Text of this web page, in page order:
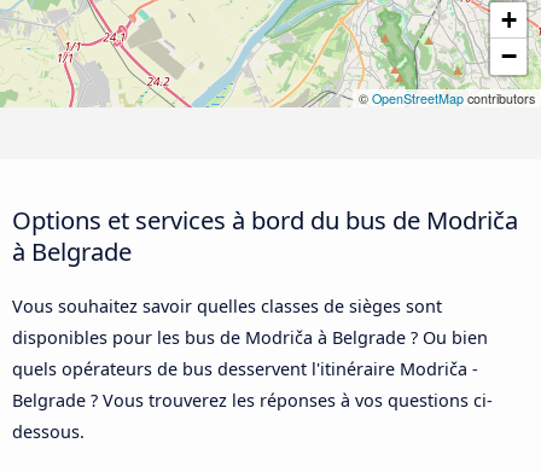
+
−
© OpenStreetMap contributors
Options et services à bord du bus de Modriča
à Belgrade
Vous souhaitez savoir quelles classes de sièges sont
disponibles pour les bus de Modriča à Belgrade ? Ou bien
quels opérateurs de bus desservent l'itinéraire Modriča -
Belgrade ? Vous trouverez les réponses à vos questions ci-
dessous.